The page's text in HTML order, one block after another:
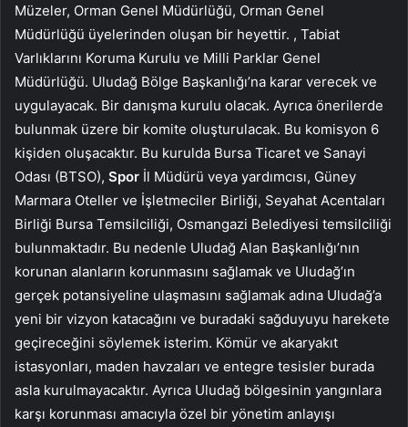
Müzeler, Orman Genel Müdürlüğü, Orman Genel
Müdürlüğü üyelerinden oluşan bir heyettir. , Tabiat
Varlıklarını Koruma Kurulu ve Milli Parklar Genel
Müdürlüğü. Uludağ Bölge Başkanlığı’na karar verecek ve
uygulayacak. Bir danışma kurulu olacak. Ayrıca önerilerde
bulunmak üzere bir komite oluşturulacak. Bu komisyon 6
kişiden oluşacaktır. Bu kurulda Bursa Ticaret ve Sanayi
Odası (BTSO), Spor İl Müdürü veya yardımcısı, Güney
Marmara Oteller ve İşletmeciler Birliği, Seyahat Acentaları
Birliği Bursa Temsilciliği, Osmangazi Belediyesi temsilciliği
bulunmaktadır. Bu nedenle Uludağ Alan Başkanlığı’nın
korunan alanların korunmasını sağlamak ve Uludağ’ın
gerçek potansiyeline ulaşmasını sağlamak adına Uludağ’a
yeni bir vizyon katacağını ve buradaki sağduyuyu harekete
geçireceğini söylemek isterim. Kömür ve akaryakıt
istasyonları, maden havzaları ve entegre tesisler burada
asla kurulmayacaktır. Ayrıca Uludağ bölgesinin yangınlara
karşı korunması amacıyla özel bir yönetim anlayışı